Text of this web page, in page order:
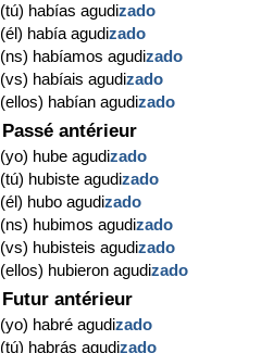
(tú) habías agudizado
(él) había agudizado
(ns) habíamos agudizado
(vs) habíais agudizado
(ellos) habían agudizado
Passé antérieur
(yo) hube agudizado
(tú) hubiste agudizado
(él) hubo agudizado
(ns) hubimos agudizado
(vs) hubisteis agudizado
(ellos) hubieron agudizado
Futur antérieur
(yo) habré agudizado
(tú) habrás agudizado